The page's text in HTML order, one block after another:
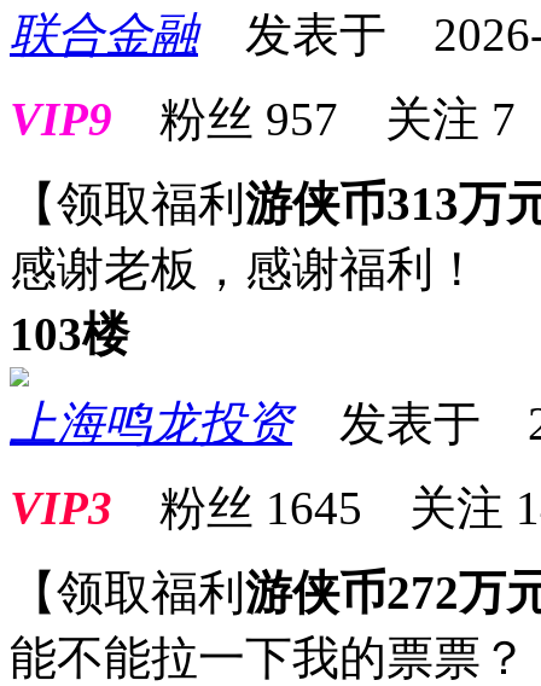
联合金融发表于 2026-
VIP9 粉丝 957 关注 7
【领取福利 游侠币313万
感谢老板，感谢福利！
103楼
上海鸣龙投资发表于
VIP3 粉丝 1645 关注
【领取福利 游侠币272万
能不能拉一下我的票票？